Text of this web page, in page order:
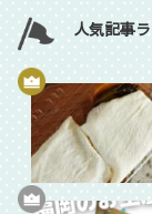
人気記事